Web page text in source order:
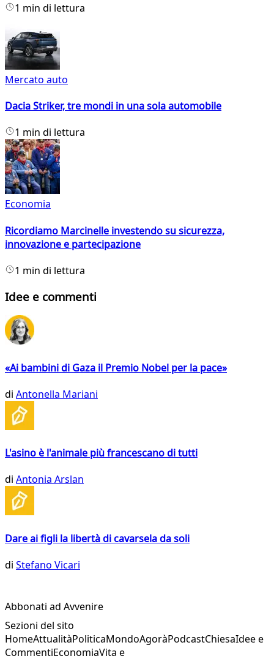
1 min di lettura
Mercato auto
Dacia Striker, tre mondi in una sola automobile
1 min di lettura
Economia
Ricordiamo Marcinelle investendo su sicurezza,
innovazione e partecipazione
1 min di lettura
Idee e commenti
«Ai bambini di Gaza il Premio Nobel per la pace»
di Antonella Mariani
L'asino è l'animale più francescano di tutti
di Antonia Arslan
Dare ai figli la libertà di cavarsela da soli
di Stefano Vicari
Abbonati ad Avvenire
Sezioni del sito
HomeAttualitàPoliticaMondoAgoràPodcastChiesaIdee e
CommentiEconomiaVita e